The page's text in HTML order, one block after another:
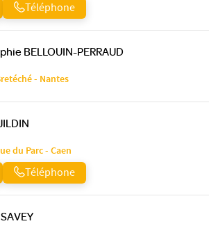
Téléphone
BELLOUIN-PERRAUD
- Nantes
du Parc - Caen
Téléphone